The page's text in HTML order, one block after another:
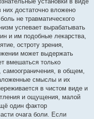
достаточно вложено
не травматического
успевает вырабатывать
и им подобные лекарства,
остроту зрения,
может выдержать
вмешаться только
самоограничения, в общем,
смыслы и их
в чистом виде и
и ощущения, малой
один фактор
очага боли. Если